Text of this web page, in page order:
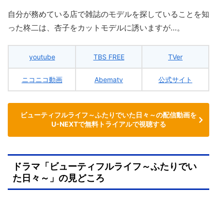
自分が務めている店で雑誌のモデルを探していることを知
った柊二は、杏子をカットモデルに誘いますが…。
youtube TBS FREE TVer
ニコニコ動画 Abematv 公式サイト
ビューティフルライフ～ふたりでいた日々～の配信動画を
U-NEXTで無料トライアルで視聴する
ドラマ「ビューティフルライフ～ふたりでい
た日々～」の見どころ